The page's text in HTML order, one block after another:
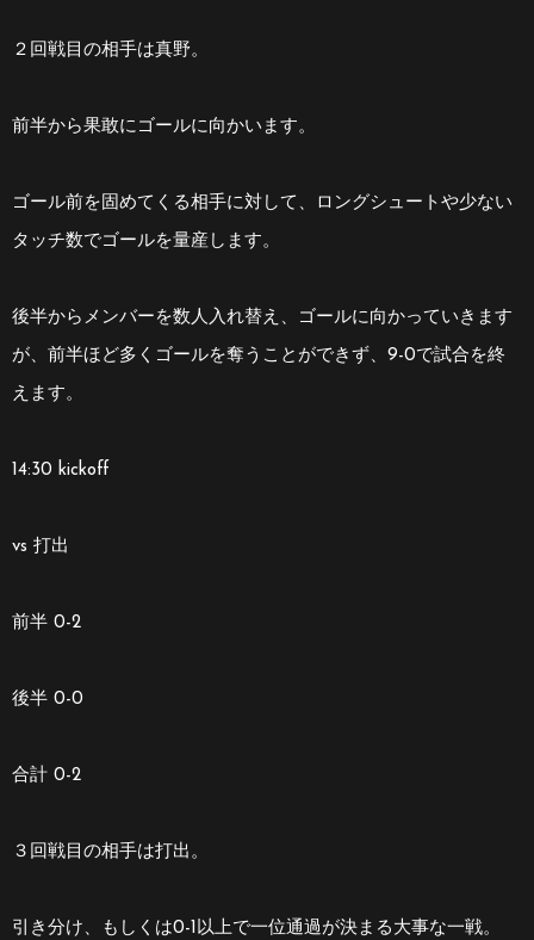
２回戦目の相手は真野。
前半から果敢にゴールに向かいます。
ゴール前を固めてくる相手に対して、ロングシュートや少ない
タッチ数でゴールを量産します。
後半からメンバーを数人入れ替え、ゴールに向かっていきます
が、前半ほど多くゴールを奪うことができず、9-0で試合を終
えます。
14:30 kickoff
vs 打出
前半 0-2
後半 0-0
合計 0-2
３回戦目の相手は打出。
引き分け、もしくは0-1以上で一位通過が決まる大事な一戦。